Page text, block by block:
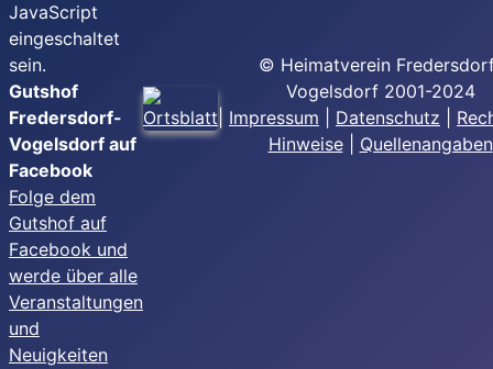
JavaScript
eingeschaltet
sein.
Gutshof
Fredersdorf-
Vogelsdorf auf
Facebook
Folge dem
Gutshof auf
Facebook und
werde über alle
Veranstaltungen
und
Neuigkeiten
© Heimatverein
Vogelsdorf 2001-2024
Impressum Datenschutz
Hinweise| Quellenangaben